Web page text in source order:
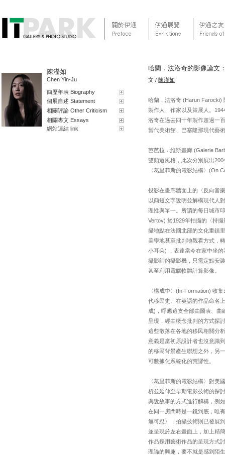
陳瀅如
Chen Yin-Ju
簡歷年表 Biography
個展自述 Statement
相關評論 Other Criticism
相關專文 Essays
網站連結 link
哈蘭．法洛奇的影像論文
文 /陳瀅如
哈蘭．法洛奇 (Harun Farocki)
製作人、作家以及策展人。
洛奇在過去四十年製作超過一
當代美術館、巴塞隆那現代藝
芭芭拉．維斯畫廊 (Galerie
雙頻道風格，此次分別展出
〈葛里菲斯的電影結構〉(On
投影在畫廊牆面上的〈反向音
以簡短文字說明並解構現代人
理性與單一。所謂的每日城市
Vertov) 於1929年拍攝的〈持
攝地點在法國北部的文化重鎮
美學地甚至批判地觀看方式，
小耳朵) ，表達當今在家中坐
攝影師的攝影機，只需定點安
甚至利用電腦軟體計算影像。
〈構成中〉(In-Formation) 收
代移民史。在英語的作品命名
成)，呼應這支全部由圖表、曲
呈現，經由概念批判的方式探
這些散落在各地的移民相關分
意義是當初原設計者也沒意識
的移民背景產生聯想之外，另
可數據化系統化的荒謬性。
〈葛里菲斯的電影結構〉對
析並延伸至早期電影技術的探
與說故事的方式進行解構，例
在同一房間時是一鏡到底，唯
無可忍〉，拍攝技術則已發展
並呈現於左右畫面上，加上精
作品採用藝術作品的呈現方式
理論的興趣，要不就是感到陌